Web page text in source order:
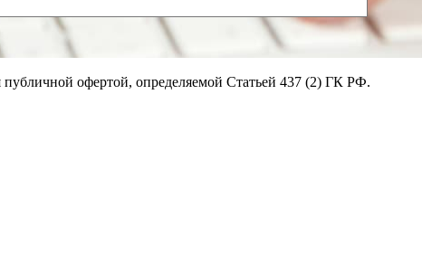
офертой, определяемой Статьей 437 (2) ГК РФ.